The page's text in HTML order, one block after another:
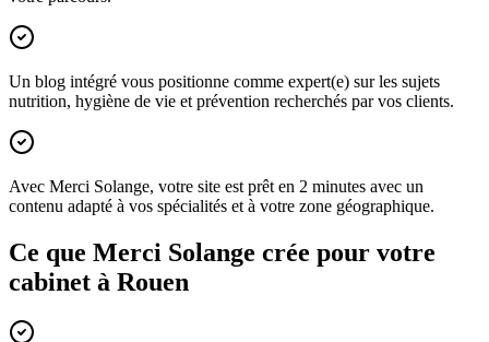
Un blog intégré vous positionne comme expert(e) sur les sujets
nutrition, hygiène de vie et prévention recherchés par vos clients.
Avec Merci Solange, votre site est prêt en 2 minutes avec un
contenu adapté à vos spécialités et à votre zone géographique.
Ce que Merci Solange crée pour votre
cabinet à Rouen